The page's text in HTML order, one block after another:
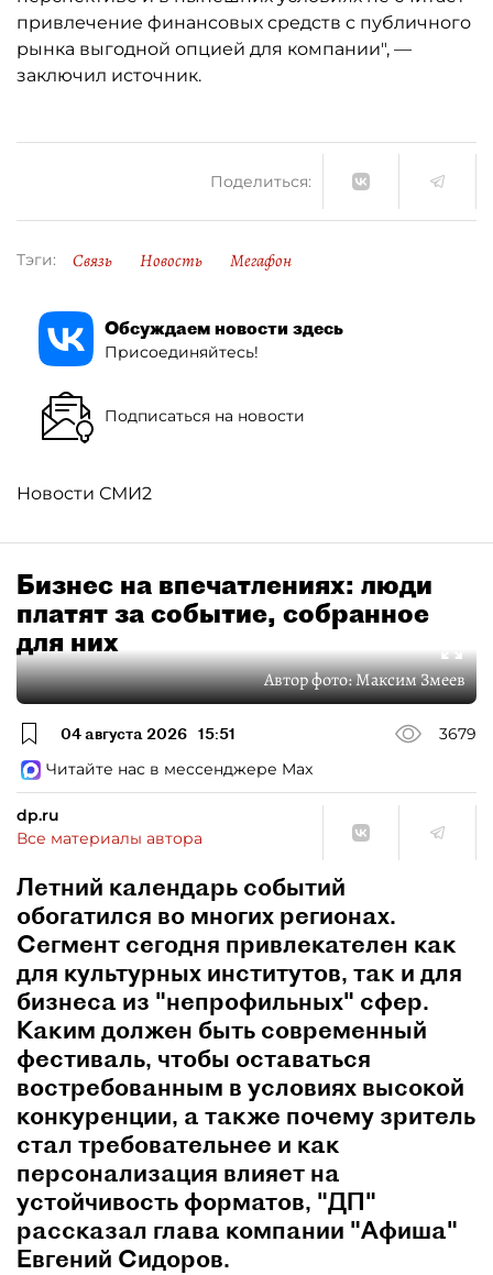
привлечение финансовых средств с публичного
рынка выгодной опцией для компании", —
заключил источник.
Поделиться:
Тэги: Связь Новость Мегафон
Обсуждаем новости здесь
Присоединяйтесь!
Подписаться на новости
Новости СМИ2
Бизнес на впечатлениях: люди
платят за событие, собранное
для них
Автор фото:Максим Змеев
04 августа 2026 15:51
3679
Читайте нас в мессенджере Max
dp.ru
Все материалы автора
Летний календарь событий
обогатился во многих регионах.
Сегмент сегодня привлекателен как
для культурных институтов, так и для
бизнеса из "непрофильных" сфер.
Каким должен быть современный
фестиваль, чтобы оставаться
востребованным в условиях высокой
конкуренции, а также почему зритель
стал требовательнее и как
персонализация влияет на
устойчивость форматов, "ДП"
рассказал глава компании "Афиша"
Евгений Сидоров.